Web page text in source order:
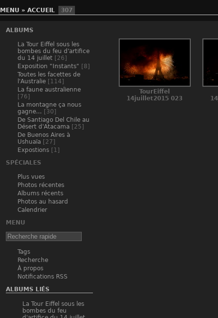
MENU » ACCUEIL 307
ALBUMS
La Tour Eiffel sous les
bombes du feu d'artifice
du 14 juillet [26]
Exposition "Instants" [8]
Toutes les facettes de
l'Australie [114]
La faune australienne
[76]
La montagne ça nous
gagne... [30]
De Santiago Del Chile au
Désert d'Atacama [25]
De Buenos Aires à
Ushuaïa [27]
Expostions [1]
SPÉCIALES
Plus vues
Photos récentes
Albums récents
Photos au hasard
Calendrier
MENU
Tags
Recherche
À propos
Notifications RSS
ALBUMS LIÉS
La Tour Eiffel sous les
bombes du feu
TourEiffel
14juillet2015 023